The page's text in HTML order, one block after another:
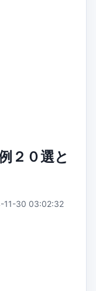
２０選と
11-30 03:02:32